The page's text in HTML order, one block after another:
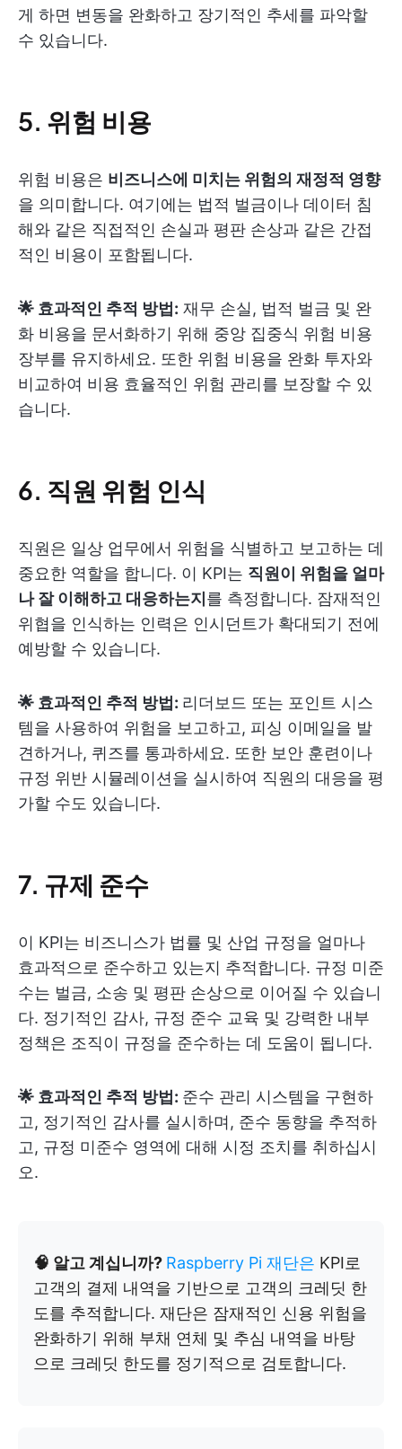
게 하면 변동을 완화하고 장기적인 추세를 파악할
수 있습니다.
5. 위험 비용
위험 비용은 비즈니스에 미치는 위험의 재정적 영향
을 의미합니다. 여기에는 법적 벌금이나 데이터 침
해와 같은 직접적인 손실과 평판 손상과 같은 간접
적인 비용이 포함됩니다.
🌟 효과적인 추적 방법: 재무 손실, 법적 벌금 및 완
화 비용을 문서화하기 위해 중앙 집중식 위험 비용
장부를 유지하세요. 또한 위험 비용을 완화 투자와
비교하여 비용 효율적인 위험 관리를 보장할 수 있
습니다.
6. 직원 위험 인식
직원은 일상 업무에서 위험을 식별하고 보고하는 데
중요한 역할을 합니다. 이 KPI는 직원이 위험을 얼마
나 잘 이해하고 대응하는지 를 측정합니다. 잠재적인
위협을 인식하는 인력은 인시던트가 확대되기 전에
예방할 수 있습니다.
🌟 효과적인 추적 방법: 리더보드 또는 포인트 시스
템을 사용하여 위험을 보고하고, 피싱 이메일을 발
견하거나, 퀴즈를 통과하세요. 또한 보안 훈련이나
규정 위반 시뮬레이션을 실시하여 직원의 대응을 평
가할 수도 있습니다.
7. 규제 준수
이 KPI는 비즈니스가 법률 및 산업 규정을 얼마나
효과적으로 준수하고 있는지 추적합니다. 규정 미준
수는 벌금, 소송 및 평판 손상으로 이어질 수 있습니
다. 정기적인 감사, 규정 준수 교육 및 강력한 내부
정책은 조직이 규정을 준수하는 데 도움이 됩니다.
🌟 효과적인 추적 방법: 준수 관리 시스템을 구현하
고, 정기적인 감사를 실시하며, 준수 동향을 추적하
고, 규정 미준수 영역에 대해 시정 조치를 취하십시
오.
🧠 알고 계십니까? Raspberry Pi 재단은 KPI로
고객의 결제 내역을 기반으로 고객의 크레딧 한
도를 추적합니다. 재단은 잠재적인 신용 위험을
완화하기 위해 부채 연체 및 추심 내역을 바탕
으로 크레딧 한도를 정기적으로 검토합니다.